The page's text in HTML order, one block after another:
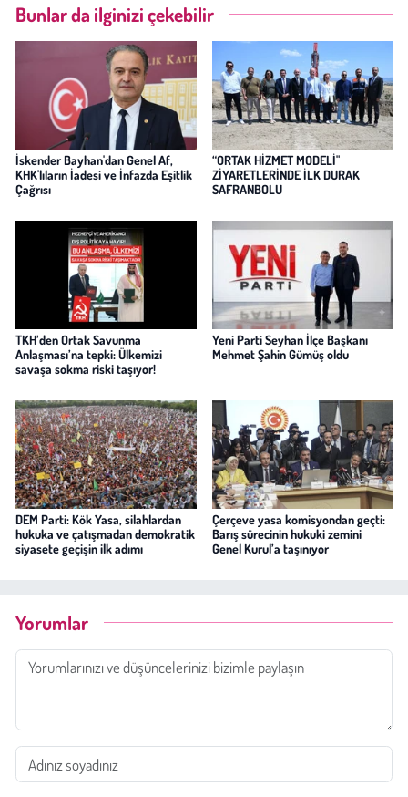
Bunlar da ilginizi çekebilir
İskender Bayhan'dan Genel Af,
KHK'lıların İadesi ve İnfazda Eşitlik
Çağrısı
“ORTAK HİZMET MODELİ"
ZİYARETLERİNDE İLK DURAK
SAFRANBOLU
TKH’den Ortak Savunma
Anlaşması’na tepki: Ülkemizi
savaşa sokma riski taşıyor!
Yeni Parti Seyhan İlçe Başkanı
Mehmet Şahin Gümüş oldu
DEM Parti: Kök Yasa, silahlardan
hukuka ve çatışmadan demokratik
siyasete geçişin ilk adımı
Çerçeve yasa komisyondan geçti:
Barış sürecinin hukuki zemini
Genel Kurul’a taşınıyor
Yorumlar